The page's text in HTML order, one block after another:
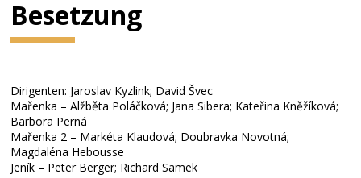
Besetzung
Dirigenten: Jaroslav Kyzlink; David Švec
Mařenka – Alžběta Poláčková; Jana Sibera; Kateřina Kněžíková;
Barbora Perná
Mařenka 2 – Markéta Klaudová; Doubravka Novotná;
Magdaléna Hebousse
Jeník – Peter Berger; Richard Samek